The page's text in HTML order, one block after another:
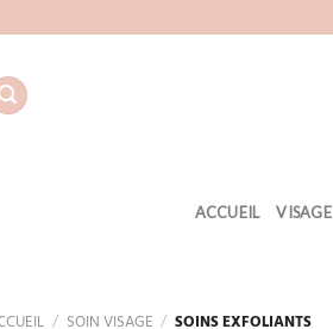
ACCUEIL VISAGE
/ SOIN VISAGE / SOINS EXFOLIANTS